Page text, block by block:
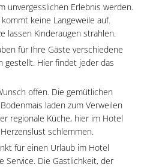
unvergesslichen Erlebnis werden.
keine Langeweile auf.
lassen Kinderaugen strahlen.
für Ihre Gäste verschiedene
gestellt. Hier findet jeder das
offen. Die gemütlichen
laden zum Verweilen
regionale Küche, hier im Hotel
schlemmen.
für einen Urlaub im Hotel
Service. Die Gastlichkeit, der